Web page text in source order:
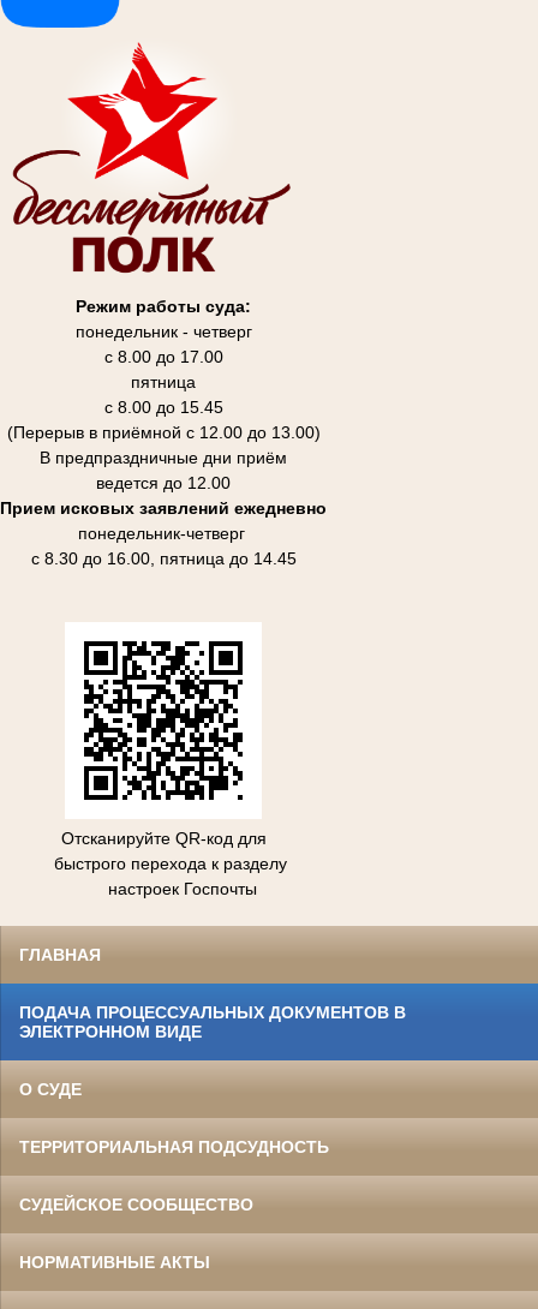
Режим работы суда:
понедельник - четверг
с 8.00 до 17.00
пятница
с 8.00 до 15.45
(Перерыв в приёмной с 12.00 до 13.00)
В предпраздничные дни приём
ведется до 12.00
Прием исковых заявлений ежедневно
понедельник-четверг
с 8.30 до 16.00, пятница до 14.45
Отсканируйте QR-код для
быстрого перехода к разделу
настроек Госпочты
ГЛАВНАЯ
ПОДАЧА ПРОЦЕССУАЛЬНЫХ ДОКУМЕНТОВ В
ЭЛЕКТРОННОМ ВИДЕ
О СУДЕ
ТЕРРИТОРИАЛЬНАЯ ПОДСУДНОСТЬ
СУДЕЙСКОЕ СООБЩЕСТВО
НОРМАТИВНЫЕ АКТЫ